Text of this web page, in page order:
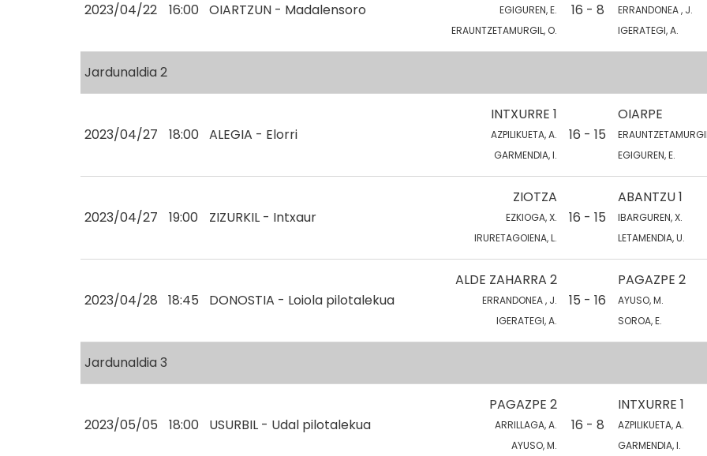
2023/04/22 16:00 OIARTZUN - Madalensoro
EGIGUREN, E.
ERAUNTZETAMURGIL, O.
16 - 8
ERRANDONEA , J.
IGERATEGI, A.
Jardunaldia 2
2023/04/27 18:00 ALEGIA - Elorri
INTXURRE 1
AZPILIKUETA, A.
GARMENDIA, I.
16 - 15
OIARPE
EGIGUREN, E.
2023/04/27 19:00 ZIZURKIL - Intxaur
ZIOTZA
EZKIOGA, X.
IRURETAGOIENA, L.
16 - 15
ABANTZU 1
IBARGUREN, X.
LETAMENDIA, U.
2023/04/28 18:45 DONOSTIA - Loiola pilotalekua
ALDE ZAHARRA 2
ERRANDONEA , J.
IGERATEGI, A.
15 - 16
PAGAZPE 2
AYUSO, M.
SOROA, E.
Jardunaldia 3
2023/05/05 18:00 USURBIL - Udal pilotalekua
PAGAZPE 2
ARRILLAGA, A.
AYUSO, M.
16 - 8
INTXURRE 1
AZPILIKUETA, A.
GARMENDIA, I.